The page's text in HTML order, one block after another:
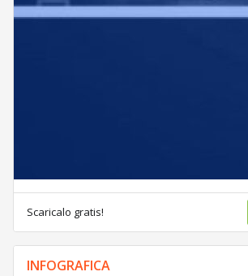
Scaricalo gratis!
INFOGRAFICA